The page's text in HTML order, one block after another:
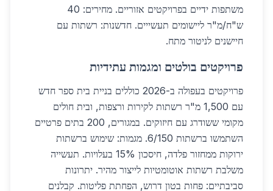
משתפות ידיים בפרויקטים אזוריים. מחירים: 40
ש"ח/מ"ר ליישומים תעשייים. חדשנות: רשתות עם
חיישנים לניטור מתח.
פרויקטים בולטים ומגמות עתידיות
פרויקטים בעפולה ב-2026 כוללים בניית בית ספר חדש
עם 1,500 מ"ר רשתות לקירות ורצפות, ובית חולים
מקומי ששודרג עם חיזוקים. במגורים, 200 בתים פרטיים
השתמשו ברשתות 6/150. מגמות: שימוש ברשתות
ירוקות ממחזור פלדה, חיסכון 15% בעלויות. תעשייה
משלבת רשתות אוטומטיות לייצור מהיר. יתרונות
סביבתיים: פחות בטון דרוש, הפחתת פליטות. קבלנים